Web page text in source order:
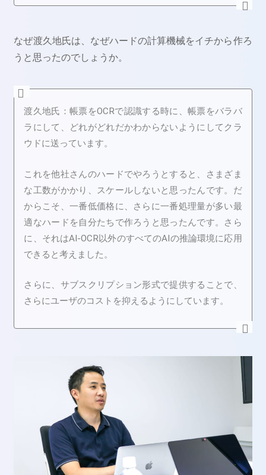
なぜ渡久地氏は、なぜハードの計算機械をイチから作ろ
うと思ったのでしょうか。
渡久地氏：帳票をOCRで認識する時に、帳票をバラバ
ラにして、どれがどれだかわからないようにしてクラ
ウドに送っています。
これを他社さんのハードでやろうとすると、さまざま
な工数がかかり、スケールしないと思ったんです。だ
からこそ、一番低価格に、さらに一番処理量が多い最
適なハードを自分たちで作ろうと思ったんです。さら
に、それはAI-OCR以外のすべてのAIの推論環境に応用
できると考えました。
さらに、サブスクリプション形式で提供することで、
さらにユーザのコストを抑えるようにしています。